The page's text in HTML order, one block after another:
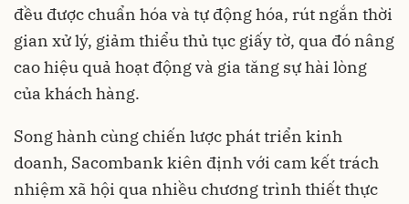
đều được chuẩn hóa và tự động hóa, rút ngắn thời
gian xử lý, giảm thiểu thủ tục giấy tờ, qua đó nâng
cao hiệu quả hoạt động và gia tăng sự hài lòng
của khách hàng.
Song hành cùng chiến lược phát triển kinh
doanh, Sacombank kiên định với cam kết trách
nhiệm xã hội qua nhiều chương trình thiết thực